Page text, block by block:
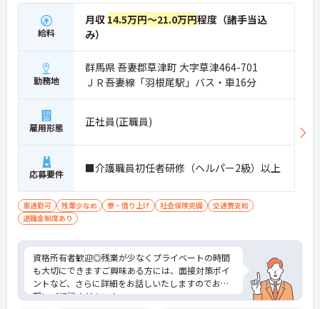
給料
月収 14.5万円～21.0万円程度（諸手当込
み）
勤務地
群馬県 吾妻郡草津町 大字草津464-701
ＪＲ吾妻線「羽根尾駅」バス・車16分
雇用形態 正社員(正職員)
応募要件 ■介護職員初任者研修（ヘルパー2級）以上
車通勤可 残業少なめ 寮・借り上げ 社会保険完備
交通費支給
退職金制度あり
資格所有者歓迎◎残業が少なくプライベートの時間
も大切にできますご興味ある方には、面接対策ポイ
ントなど、さらに詳細をお話しいたしますのでお気
軽にご相談ください！